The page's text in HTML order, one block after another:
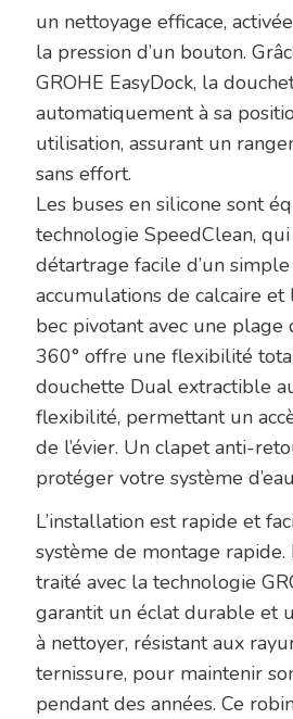
un nettoyage efficace,
la pression d’un bouton.
GROHE EasyDock, la
automatiquement à sa
utilisation, assurant un
sans effort.
Les buses en silicone sont
technologie SpeedClean,
détartrage facile d’un
accumulations de calcaire et
bec pivotant avec une plage
360° offre une flexibilité
douchette Dual extractible
flexibilité, permettant un
de l’évier. Un clapet anti-
protéger votre système
L’installation est rapide et
système de montage rapide.
traité avec la technologie
garantit un éclat durable et
à nettoyer, résistant aux
ternissure, pour maintenir
pendant des années. Ce